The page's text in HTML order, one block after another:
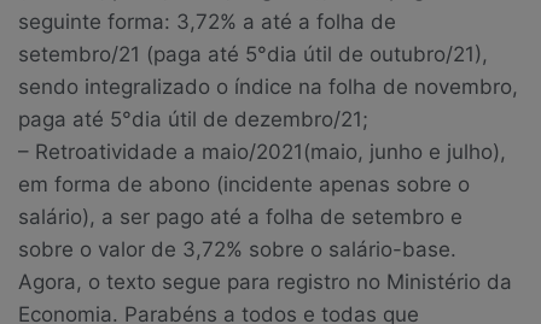
seguinte forma: 3,72% a até a folha de
setembro/21 (paga até 5°dia útil de outubro/21),
sendo integralizado o índice na folha de novembro,
paga até 5°dia útil de dezembro/21;
– Retroatividade a maio/2021(maio, junho e julho),
em forma de abono (incidente apenas sobre o
salário), a ser pago até a folha de setembro e
sobre o valor de 3,72% sobre o salário-base.
Agora, o texto segue para registro no Ministério da
Economia. Parabéns a todos e todas que